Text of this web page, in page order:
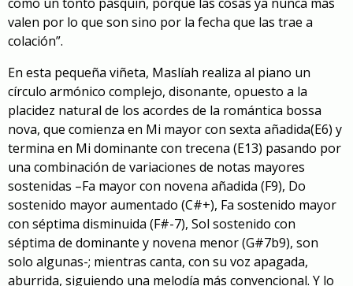
valen por lo que son sino por la fecha que las trae a
colación”.
En esta pequeña viñeta, Maslíah realiza al piano un
círculo armónico complejo, disonante, opuesto a la
placidez natural de los acordes de la romántica bossa
nova, que comienza en Mi mayor con sexta añadida(E6) y
termina en Mi dominante con trecena (E13) pasando por
una combinación de variaciones de notas mayores
sostenidas –Fa mayor con novena añadida (F9), Do
sostenido mayor aumentado (C#+), Fa sostenido mayor
con séptima disminuida (F#-7), Sol sostenido con
séptima de dominante y novena menor(G#7b9), son
solo algunas-; mientras canta, con su voz apagada,
aburrida, siguiendo una melodía más convencional. Y lo